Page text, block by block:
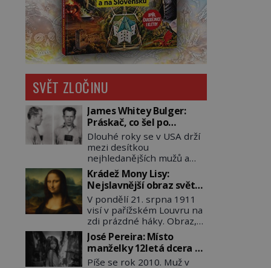
SVĚT ZLOČINU
James Whitey Bulger:
Práskač, co šel po
práskačích
Dlouhé roky se v USA drží
mezi desítkou
nejhledanějších mužů a
dopracuje to až na číslo
dvě – hned po Usámovi bin
Ládinovi (1957–2011). To je
James „Whitey“ Bulger
(1929–2018) viněný ze
spoluúčasti na 19
vraždách, vydírání a lichvy.
A samozřejmě, krom toho
je ještě drogový dealer,
Krádež Mony Lisy:
Nejslavnější obraz světa
zůstane dva roky
nezvěstný
V pondělí 21. srpna 1911
visí v pařížském Louvru na
zdi prázdné háky. Obraz,
který dnes zná celý svět, je
pryč. Zpočátku si nikdo
nemyslí, že jde o krádež.
Zaměstnanci jsou
José Pereira: Místo
manželky 12letá dcera –
a sousedi o všem vědí!
Píše se rok 2010. Muž v